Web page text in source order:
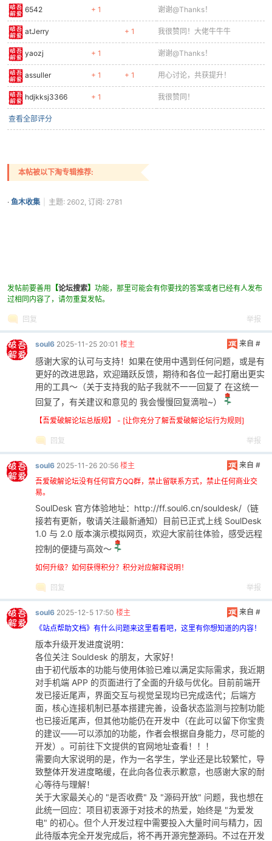
6542 + 1 谢谢@Thanks！
atJerry + 1 我很赞同！大佬牛牛牛
yaozj + 1 谢谢@Thanks！
assuller + 1 + 1 用心讨论，共获提升！
hdjkksj3366 + 1 我很赞同！
查看全部评分
本帖被以下淘专辑推荐:
· 鱼木收集 主题: 2602, 订阅: 2781
发帖前要善用 【论坛搜索】 功能，那里可能会有你要找的答案或者已经有人发布
过相同内容了，请勿重复发帖。
回复 举报
来自 #
soul6 2025-11-25 20:01 楼主
感谢大家的认可与支持！如果在使用中遇到任何问题，或是有
更好的改进思路，欢迎踊跃反馈，期待和各位一起打磨出更实
用的工具～（关于支持我的贴子我就不一一回复了 在这统一
回复了，有关建议和意见的 我会慢慢回复滴啦~）
【吾爱破解论坛总版规】 - [让你充分了解吾爱破解论坛行为规则]
回复 举报
来自 #
soul6 2025-11-26 20:56 楼主
吾爱破解论坛没有任何官方QQ群，禁止留联系方式，禁止任何商业交
易。
SoulDesk 官方体验地址：http://ff.soul6.cn/souldesk/（链
接若有更新，敬请关注最新通知）目前已正式上线 SoulDesk
1.0 与 2.0 版本演示模拟网页，欢迎大家前往体验，感受远程
控制的便捷与高效～
如何升级？如何获得积分？积分对应解释说明！
回复 举报
来自 #
soul6 2025-12-5 17:50 楼主
《站点帮助文档》有什么问题来这里看看吧，这里有你想知道的内容！
版本升级开发进度说明：
各位关注 Souldesk 的朋友，大家好！
由于初代版本的功能与使用体验已难以满足实际需求，我近期
对手机端 APP 的页面进行了全面的升级与优化。目前前端开
发已接近尾声，界面交互与视觉呈现均已完成迭代；后端方
面，核心连接机制已基本搭建完善，设备状态监测与控制功能
也已接近尾声，但其他功能仍在开发中（在此可以留下你宝贵
的建议——可以添加的功能，作者会根据自身能力，尽可能的
开发）。可前往下文提供的官网地址查看！！！
需要向大家说明的是，作为一名学生，学业还是比较繁忙，导
致整体开发进度略缓，在此向各位表示歉意，也感谢大家的耐
心等待与理解！
关于大家最关心的 "是否收费" 及 "源码开放" 问题，我也想在
此统一回应：项目初衷源于对技术的热爱，始终是 "为爱发
电" 的初心。但个人开发过程中需要投入大量时间与精力，因
此待版本完全开发完成后，将不再开源完整源码。不过在开发